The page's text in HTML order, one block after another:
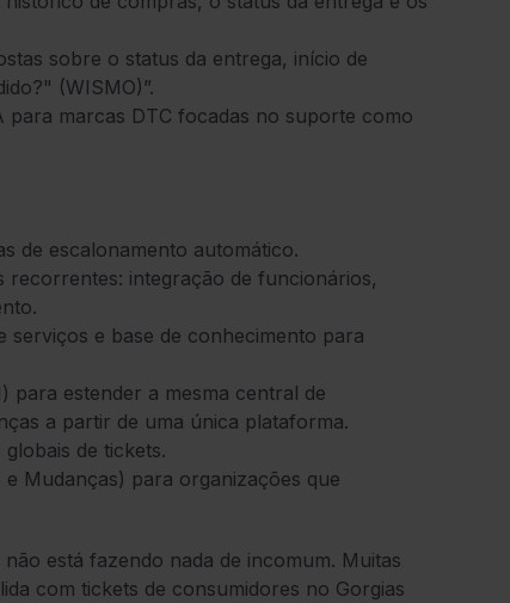
sobre o status da entrega, início de
(WISMO)”.
marcas DTC focadas no suporte como
de escalonamento automático.
integração de funcionários,
e base de conhecimento para
para estender a mesma central de
a partir de uma única plataforma.
de tickets.
Mudanças) para organizações que
está fazendo nada de incomum. Muitas
com tickets de consumidores no Gorgias